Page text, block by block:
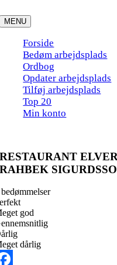
to
content
MENU
Forside
Bedøm arbejdsplads
Ordbog
Opdater arbejdsplads
Tilføj arbejdsplads
Top 20
Min konto
RESTAURANT
RAHBEK
god
dårlig